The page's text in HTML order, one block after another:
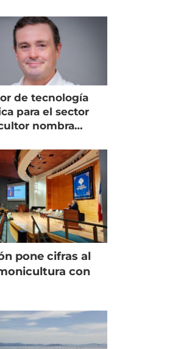
de tecnología
para el sector
nombra
pone cifras al
con